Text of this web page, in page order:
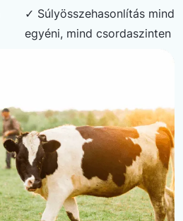
✓ Súlyösszehasonlítás mind
egyéni, mind csordaszinten